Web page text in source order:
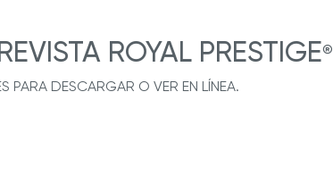
ROYAL PRESTIGE®
PARA DESCARGAR O VER EN LÍNEA.